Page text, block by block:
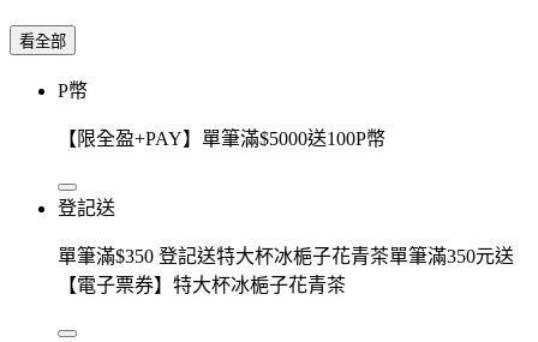
看全部
P幣
【限全盈+PAY】單筆滿$5000送100P幣
登記送
單筆滿$350 登記送特大杯冰梔子花青茶單筆滿350元送
【電子票券】特大杯冰梔子花青茶